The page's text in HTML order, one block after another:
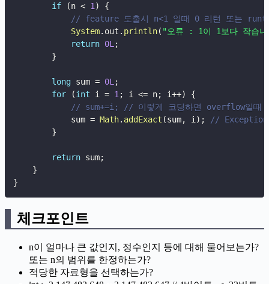
if
(n < 1 )
{
// feature 도출시 n<1 일때 0 리턴 또는
System. out . println( "오류 : 1이 1보다 작습
return 0L ;
}
long sum = 0L ;
for
(int i = 1 ; i <= n; i++)
{
// sum+=i; // 이렇게 코딩하면 overflow일때
            sum
= Math. addExact (sum, i ) ;
//
}
return sum;
}
}
체크포인트
n이 얼마나 큰 값인지, 정수인지 등에 대해 물어보는가?
또는 n의 범위를 한정하는가?
적당한 자료형을 선택하는가?